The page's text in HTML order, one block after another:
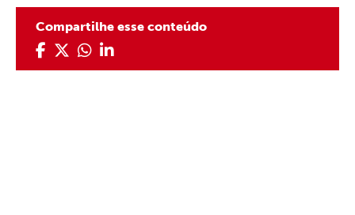
Compartilhe esse conteúdo